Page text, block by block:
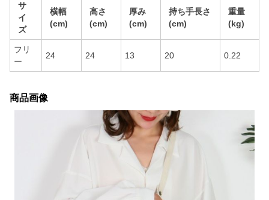
サ
イ
ズ
横幅
(cm)
高さ
(cm)
厚み
(cm)
持ち手長さ
(cm)
重量
(kg)
フリ
ー
24 24 13 20 0.22
商品画像